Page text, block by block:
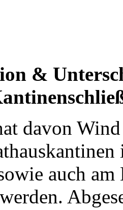
&
davon
auch am